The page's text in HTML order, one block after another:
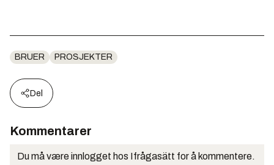
BRUER PROSJEKTER
Del
Kommentarer
Du må være innlogget hos Ifrågasätt for å kommentere.